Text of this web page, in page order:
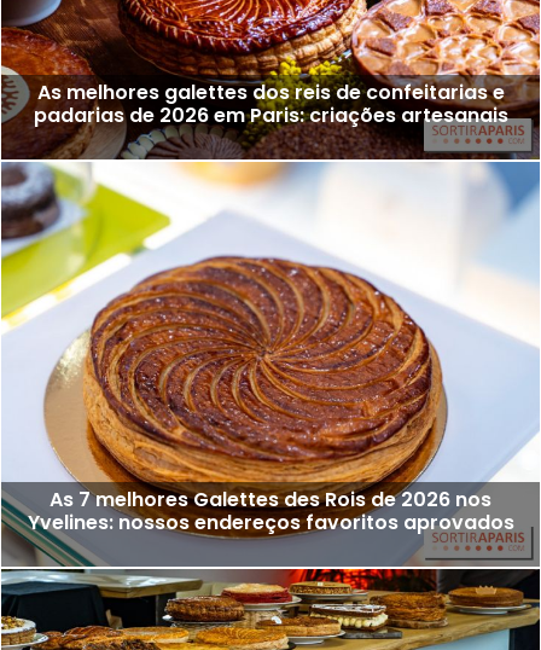
As melhores galettes dos reis de confeitarias e
padarias de 2026 em Paris: criações artesanais
As 7 melhores Galettes des Rois de 2026 nos
Yvelines: nossos endereços favoritos aprovados